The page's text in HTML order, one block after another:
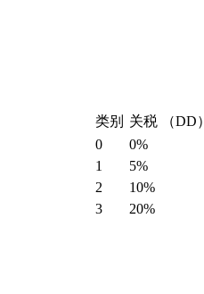
类别 关税 （DD）
0
0%
1
5%
2
10%
3
20%